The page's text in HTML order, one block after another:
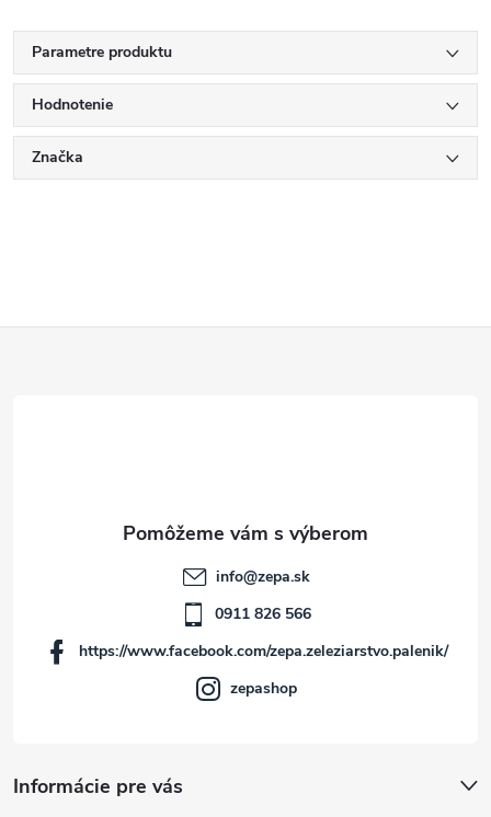
Parametre produktu
Hodnotenie
Značka
Informácie pre vás
info@zepa.sk
0911 826 566
https://www.facebook.com/zepa.zeleziarstvo.palenik/
zepashop